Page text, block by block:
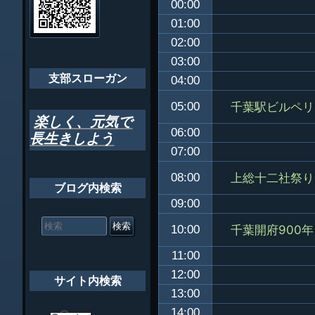
ゲ
ー
ョ
ン
年間行事
00:00
01:00
02:00
03:00
04:00
05:00
千葉駅ビルペ
06:00
07:00
08:00
上総十二社祭り
09:00
10:00
千葉開府900年
11:00
12:00
13:00
支部スローガン
楽しく、元気で
長生きしよう
ブログ内検索
索
サイト内検索